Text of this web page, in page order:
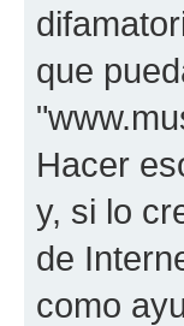
que
Hacer
y, si lo
de
como